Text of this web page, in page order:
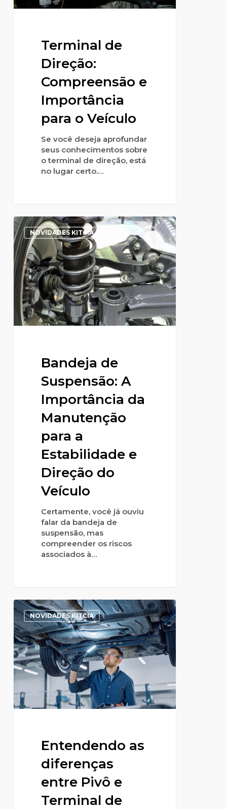
Terminal de
Direção:
Compreensão e
Importância
para o Veículo
Se você deseja aprofundar
seus conhecimentos sobre
o terminal de direção, está
no lugar certo.…
NOVIDADES KITCIA
Bandeja de
Suspensão: A
Importância da
Manutenção
para a
Estabilidade e
Direção do
Veículo
Certamente, você já ouviu
falar da bandeja de
suspensão, mas
compreender os riscos
associados à…
NOVIDADES KITCIA
Entendendo as
diferenças
entre Pivô e
Terminal de